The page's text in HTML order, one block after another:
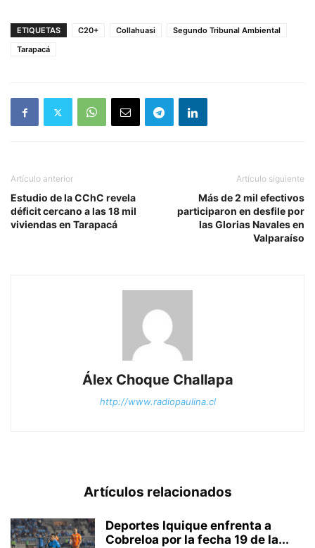
ETIQUETAS C20+ Collahuasi
Segundo Tribunal Ambiental
Tarapacá
Artículo anterior
Estudio de la CChC revela
déficit cercano a las 18 mil
viviendas en Tarapacá
Artículo siguiente
Más de 2 mil efectivos
participaron en desfile por
las Glorias Navales en
Valparaíso
Álex Choque Challapa
http://www.radiopaulina.cl
Artículos relacionados
Deportes Iquique enfrenta a
Cobreloa por la fecha 19 de la...